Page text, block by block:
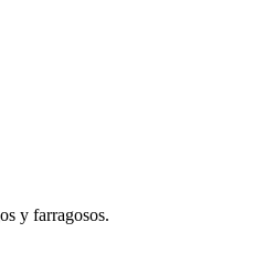
y farragosos.